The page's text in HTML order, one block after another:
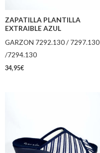
ZAPATILLA PLANTILLA
EXTRAIBLE AZUL
GARZON 7292.130 / 7297.130
/7294.130
34,95€